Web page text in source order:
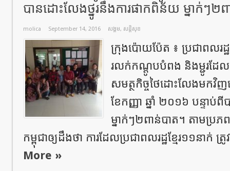
បានដោះលែងថ្នូរនឹងការផាកពិន័យ ម្នាក់ៗ២
molica September 14, 2016 សង្គម, សន្តិសុខ
ក្រុងប៉ោយប៉ែត ៖ ប្រជាពលរដ្
រលក់កណ្តូបបំពង និងម្ជូរដែ
សមត្ថកិច្ចថៃដោះលែងមកវិ
ខែកញ្ញា ឆ្នាំ ២០១៦ បន្ទាប់
ម្នាក់ៗ២ពាន់បាត។ តាមប្រភព
កម្ពុជាឲ្យដឹងថា ការដែលប្រជាពលរដ្ឋខ្មែរ១១នាក់ ត្
More »